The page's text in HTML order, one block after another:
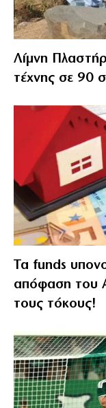
Λίμνη
τέχνης σε 90
Τα funds
απόφαση του
τους τόκους!